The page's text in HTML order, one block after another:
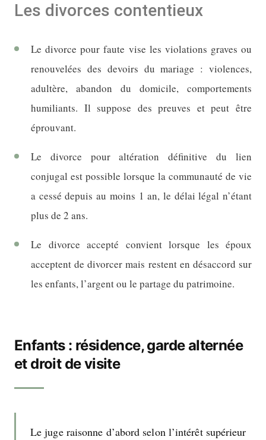
Les divorces contentieux
Le divorce pour faute vise les violations graves ou
renouvelées des devoirs du mariage : violences,
adultère, abandon du domicile, comportements
humiliants. Il suppose des preuves et peut être
éprouvant.
Le divorce pour altération définitive du lien
conjugal est possible lorsque la communauté de vie
a cessé depuis au moins 1 an, le délai légal n’étant
plus de 2 ans.
Le divorce accepté convient lorsque les époux
acceptent de divorcer mais restent en désaccord sur
les enfants, l’argent ou le partage du patrimoine.
Enfants : résidence, garde alternée
et droit de visite
Le juge raisonne d’abord selon l’intérêt supérieur